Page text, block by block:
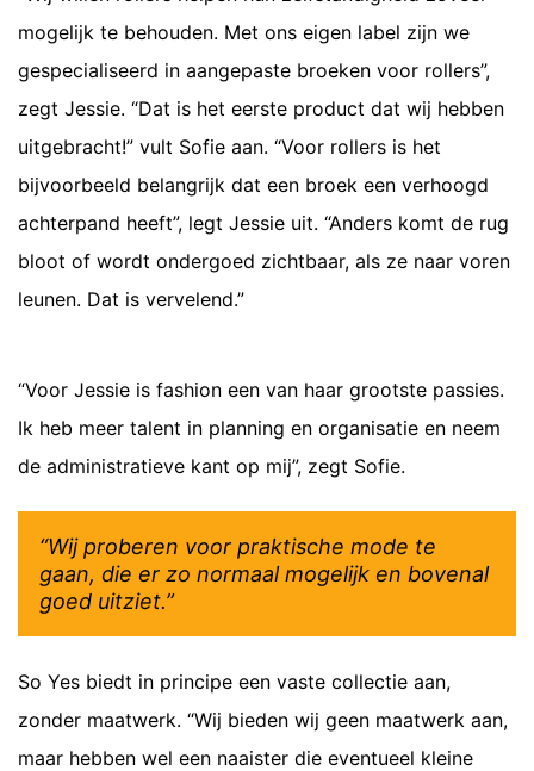
mogelijk te behouden. Met ons eigen label zijn we
gespecialiseerd in aangepaste broeken voor rollers”,
zegt Jessie. “Dat is het eerste product dat wij hebben
uitgebracht!” vult Sofie aan. “Voor rollers is het
bijvoorbeeld belangrijk dat een broek een verhoogd
achterpand heeft”, legt Jessie uit. “Anders komt de rug
bloot of wordt ondergoed zichtbaar, als ze naar voren
leunen. Dat is vervelend.”
“Voor Jessie is fashion een van haar grootste passies.
Ik heb meer talent in planning en organisatie en neem
de administratieve kant op mij”, zegt Sofie.
“Wij proberen voor praktische mode te
gaan, die er zo normaal mogelijk en bovenal
goed uitziet.”
So Yes biedt in principe een vaste collectie aan,
zonder maatwerk. “Wij bieden wij geen maatwerk aan,
maar hebben wel een naaister die eventueel kleine